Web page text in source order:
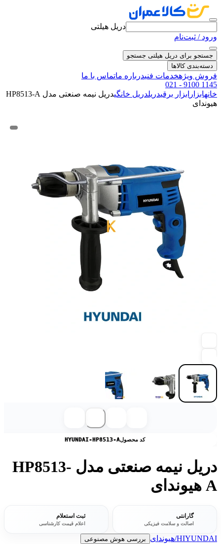
دریل هیلتی
ورود / ثبت‌نام
جستجو برای دریل هیلتی جستجو
دسته‌بندی کالاها
فروش ویژهخدمات فنیدرباره ماتماس با ما
021 - 9100 1145
خانهابزار ابزار برقیدریلدریل خانگی
دریل نیمه صنعتی مدل HP8513-A
هیوندای
کد محصولHYUNDAI-HP8513-A
دریل نیمه صنعتی مدل HP8513-
A هیوندای
گارانتی
اصالت و سلامت فیزیکی
ثبت استعلام
اعلام قیمت کارشناسی
HIYUNDAI/هیوندای بررسی هوش مصنوعی